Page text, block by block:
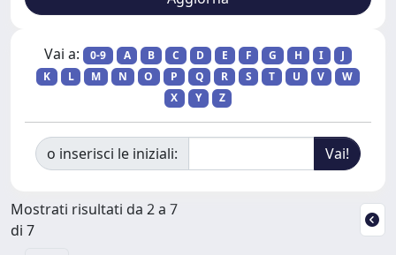
Vai a: 0-9 A B C D E F G H I
J
K
L M N O P Q R S T U V
W
X
Y Z
o inserisci le iniziali:
Mostrati risultati da 2 a 7
di 7